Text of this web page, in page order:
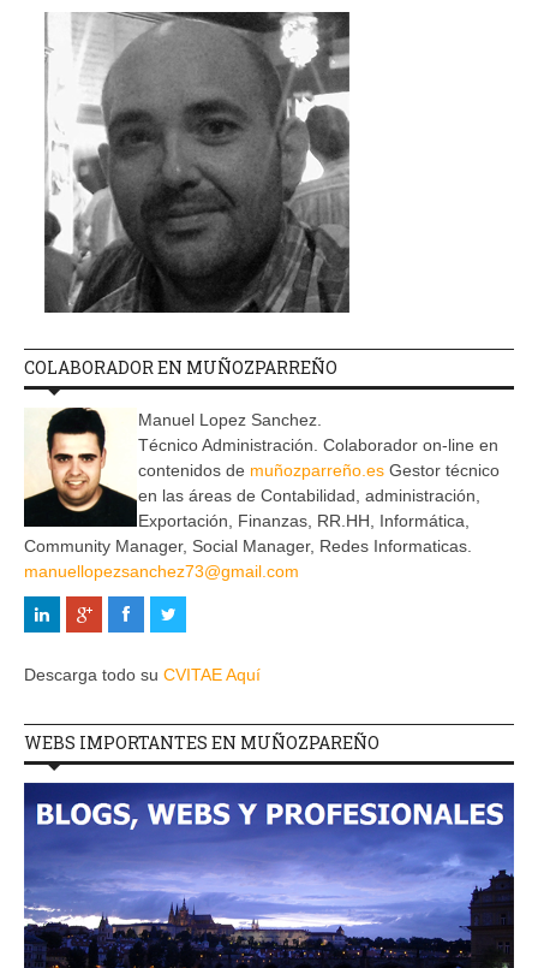
COLABORADOR EN MUÑOZPARREÑO
Manuel Lopez Sanchez.
Técnico Administración. Colaborador on-line en
contenidos de muñozparreño.es Gestor técnico
en las áreas de Contabilidad, administración,
Exportación, Finanzas, RR.HH, Informática,
Community Manager, Social Manager, Redes Informaticas.
manuellopezsanchez73@gmail.com
Descarga todo su CVITAE Aquí
WEBS IMPORTANTES EN MUÑOZPAREÑO